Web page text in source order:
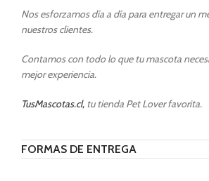
Nos esforzamos día a día para entregar un
nuestros clientes.
Contamos con todo lo que tu mascota
mejor experiencia.
TusMascotas.cl, tu tienda Pet Lover favorita.
FORMAS DE ENTREGA